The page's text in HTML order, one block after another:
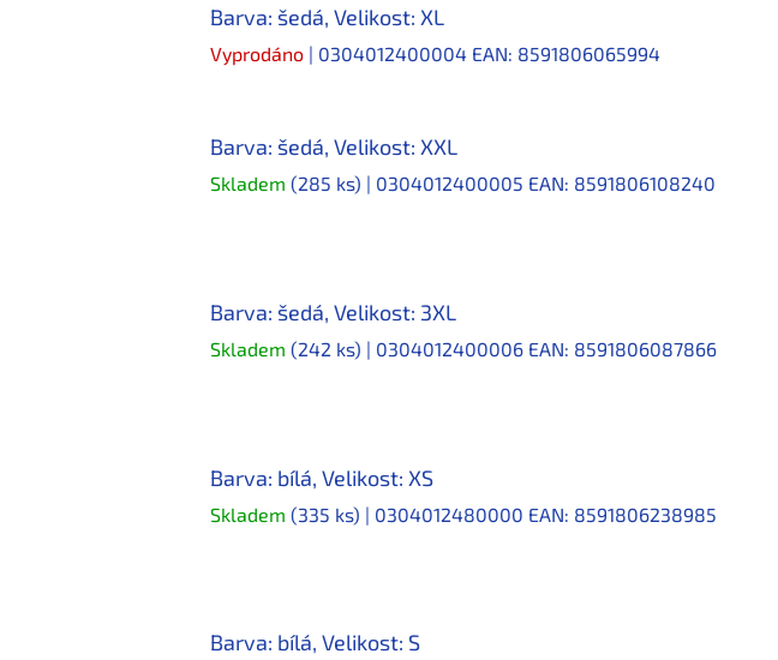
Barva: šedá, Velikost: XL
Vyprodáno | 0304012400004 EAN: 8591806065994
Barva: šedá, Velikost: XXL
Skladem (285 ks) | 0304012400005 EAN: 8591806108240
Barva: šedá, Velikost: 3XL
Skladem (242 ks) | 0304012400006 EAN: 8591806087866
Barva: bílá, Velikost: XS
Skladem (335 ks) | 0304012480000 EAN: 8591806238985
Barva: bílá, Velikost: S